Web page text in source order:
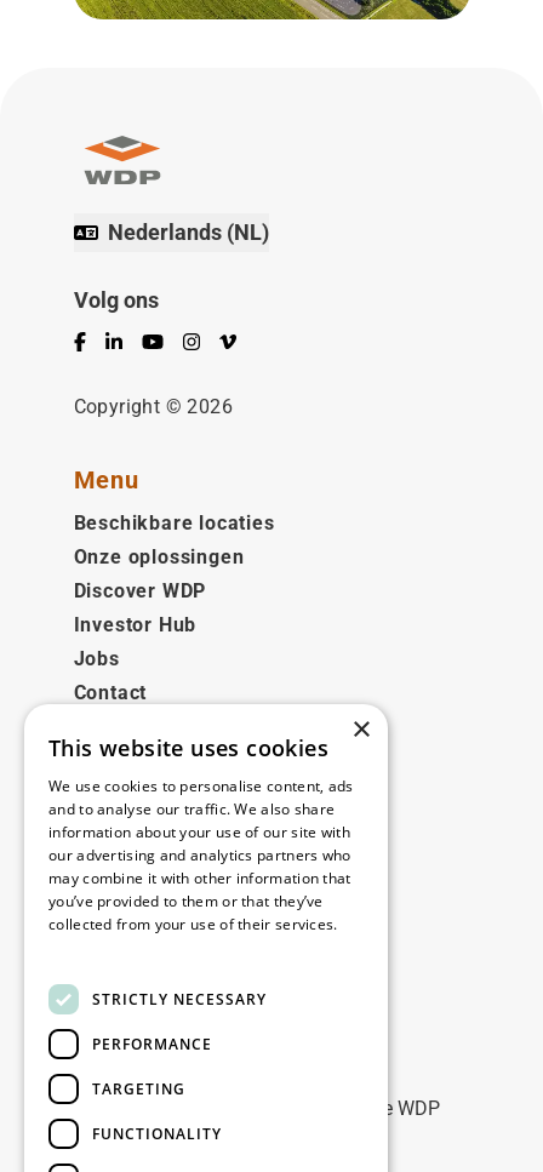
Nederlands (NL)
Volg ons
Facebook
LinkedInYouTubeInstagram
Vimeo
Copyright © 2026
Menu
Beschikbare locaties
Onze oplossingen
Discover WDP
Investor Hub
Jobs
Contact
Juridisch
Disclaimer
Privacy policy
Cookie policy
Contact
Blijf op de hoogte
Blijf up-to-date: meld u aan voor onze WDP
Marketing nieuwsbrieven
×
This website uses cookies
We use cookies to personalise content, ads
and to analyse our traffic. We also share
information about your use of our site with
our advertising and analytics partners who
may combine it with other information that
you’ve provided to them or that they’ve
collected from your use of their services.
STRICTLY NECESSARY
PERFORMANCE
TARGETING
FUNCTIONALITY